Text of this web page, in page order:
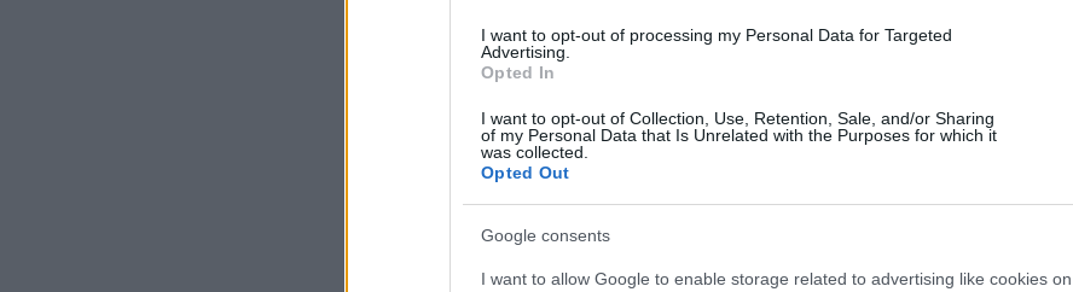
I want to opt-out of processing my Personal Data for Targeted
Advertising.
Opted In
I want to opt-out of Collection, Use, Retention, Sale, and/or Sharing
of my Personal Data that Is Unrelated with the Purposes for which it
was collected.
Opted Out
Google consents
I want to allow Google to enable storage related to advertising like cookies on